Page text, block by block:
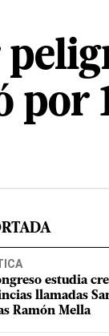
por
estudia
llamadas
Ramón Mella